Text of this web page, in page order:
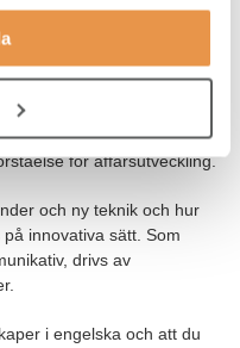
och känner nu att du är
arbetat med
bolag eller jobbar just nu
eller Investment
klivet till att själv ansvara
Du har en god
för affärsutveckling.
och ny teknik och hur
innovativa sätt. Som
drivs av
i engelska och att du